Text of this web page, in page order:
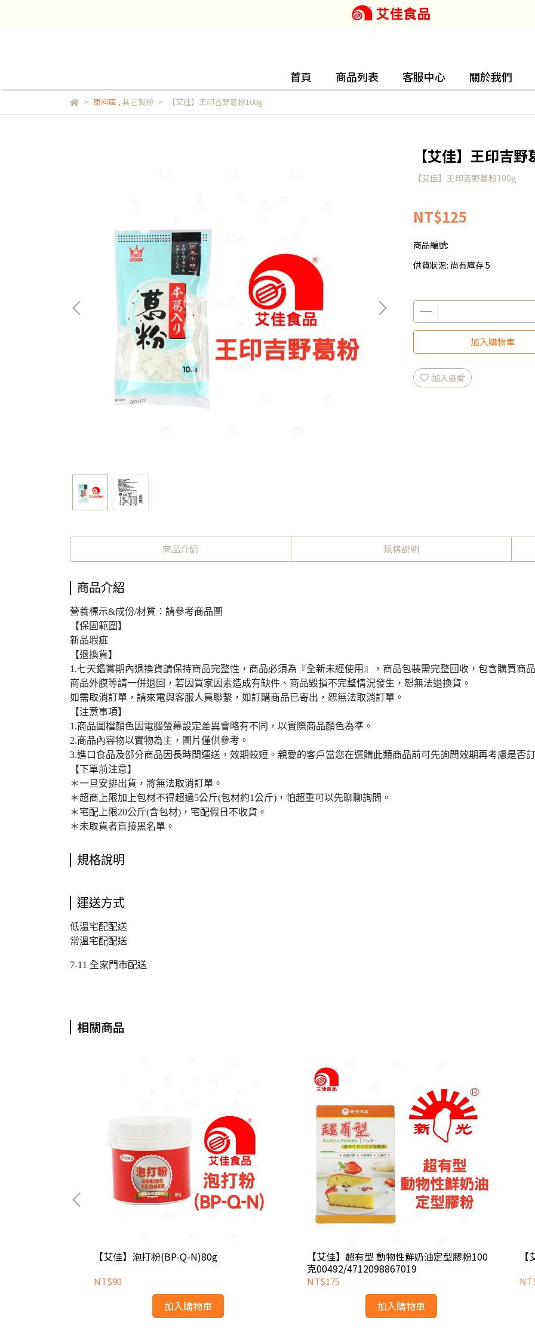
首頁 商品列表 客服中心 關於我們
原料區 , 其它製粉 【艾佳】王印吉野葛粉100g
【艾佳】王印吉
【艾佳】王印吉野葛粉100g
NT$125
商品編號:
供貨狀況: 尚有庫存 5
加入購物車
加入最愛
商品介紹 規格說明
商品介紹
營養標示&成份/材質：請參考商品圖
【保固範圍】
新品瑕疵
【退換貨】
1.七天鑑賞期內退換貨請保持商品完整性，商品必須為『全新未經使用』，商品包裝需完整回收，包含購買商
商品外膜等請一併退回，若因買家因素造成有缺件、商品毀損不完整情況發生，恕無法退換貨。
如需取消訂單，請來電與客服人員聯繫，如訂購商品已寄出，恕無法取消訂單。
【注意事項】
1.商品圖檔顏色因電腦螢幕設定差異會略有不同，以實際商品顏色為準。
2.商品內容物以實物為主，圖片僅供參考。
3.進口食品及部分商品因長時間運送，效期較短。親愛的客戶當您在選購此類商品前可先詢問效期再考慮是否
【下單前注意】
＊一旦安排出貨，將無法取消訂單。
＊超商上限加上包材不得超過5公斤(包材約1公斤)，怕超重可以先聊聊詢問。
＊宅配上限20公斤(含包材)，宅配假日不收貨。
＊未取貨者直接黑名單。
規格說明
運送方式
低溫宅配配送
常溫宅配配送
7-11 全家門市配送
相關商品
【艾佳】泡打粉(BP-Q-N)80g
NT$90
加入購物車
【艾佳】超有型 動物性鮮奶油定型膠粉100
克00492/4712098867019
NT$175
加入購物車